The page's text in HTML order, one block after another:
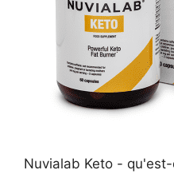
Nuvialab Keto -